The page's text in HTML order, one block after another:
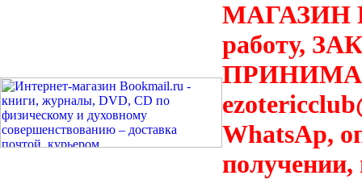
МАГАЗИН
работу,
WhatsAp,
получении,